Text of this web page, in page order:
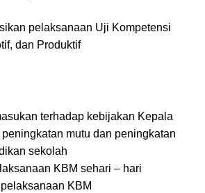
pelaksanaan Uji Kompetensi
dan Produktif
terhadap kebijakan Kepala
mutu dan peningkatan
sekolah
KBM sehari – hari
KBM